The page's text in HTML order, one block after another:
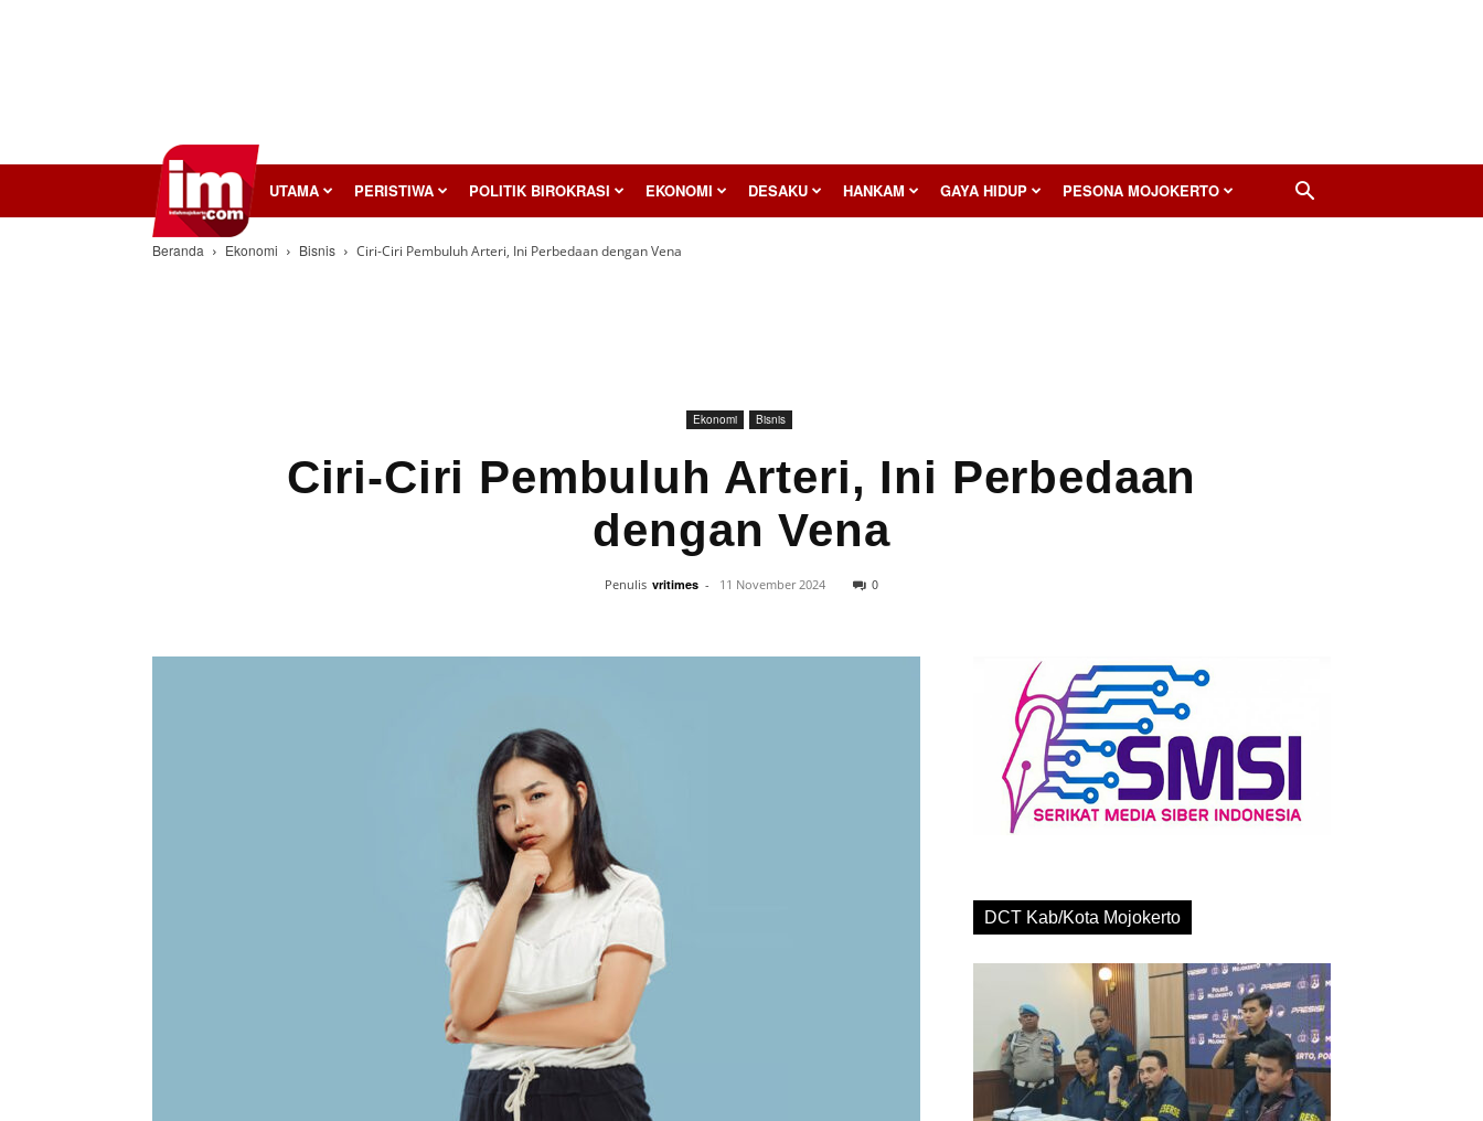
InilahMojokerto UTAMA PERISTIWA POLITIK BIROKRASI EKONOMI DESAKU HANKAM GAYA HIDUP PESONA MOJOKERTO
Beranda Ekonomi Bisnis Ciri-Ciri Pembuluh Arteri, Ini Perbedaan dengan Vena
Ekonomi Bisnis
Ciri-Ciri Pembuluh Arteri, Ini Perbedaan
dengan Vena
Penulis vritimes - 11 November 2024 0
DCT Kab/Kota Mojokerto